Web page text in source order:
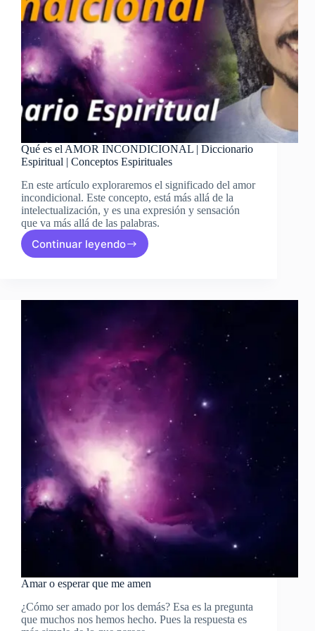
Qué es el AMOR INCONDICIONAL | Diccionario
Espiritual | Conceptos Espirituales
En este artículo exploraremos el significado del amor
incondicional. Este concepto, está más allá de la
intelectualización, y es una expresión y sensación
que va más allá de las palabras.
Continuar leyendo
Qué
INCONDICIONAL
Diccionario
Espiritual
|
Conceptos
Espirituales
Amar o esperar que me amen
¿Cómo ser amado por los demás? Esa es la pregunta
que muchos nos hemos hecho. Pues la respuesta es